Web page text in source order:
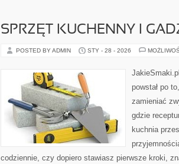
SPRZĘT KUCHENNY I
POSTED BY ADMIN STY - 28 - 2026
powstał po
zamieniać
gdzie
kuchnia
codziennie, czy dopiero stawiasz pierwsze kroki,